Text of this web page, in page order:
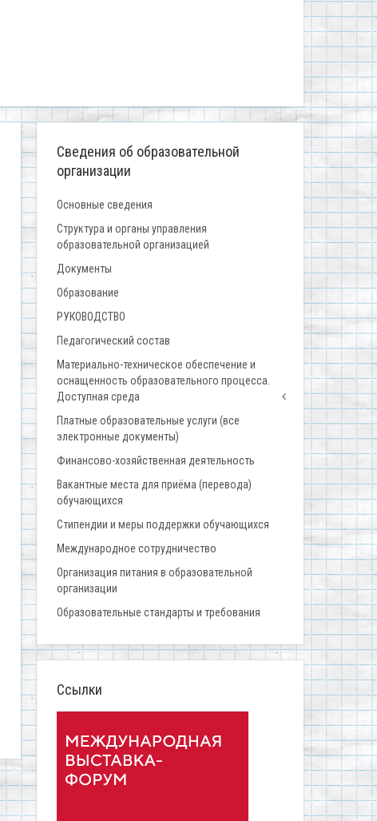
Сведения об образовательной
организации
Основные сведения
Структура и органы управления
образовательной организацией
Документы
Образование
РУКОВОДСТВО
Педагогический состав
Материально-техническое обеспечение и
оснащенность образовательного процесса.
Доступная среда
Платные образовательные услуги (все
электронные документы)
Финансово-хозяйственная деятельность
Вакантные места для приёма (перевода)
обучающихся
Стипендии и меры поддержки обучающихся
Международное сотрудничество
Организация питания в образовательной
организации
Образовательные стандарты и требования
Ссылки